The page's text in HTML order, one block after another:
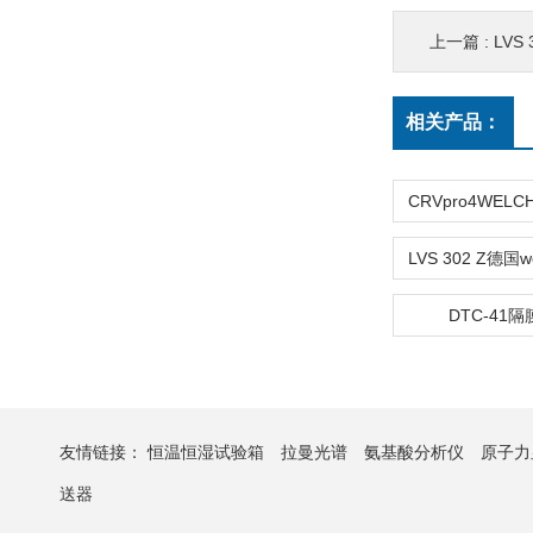
上一篇 : LVS
相关产品：
DTC-41隔
友情链接：恒温恒湿试验箱 拉曼光谱 氨基酸分析仪 原子
送器